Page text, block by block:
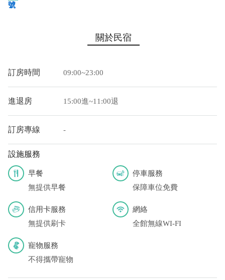
號
上海商業儲蓄銀行-板橋分行 代號：011 帳號：
14203000412833 戶名：邢宜禎
您也可以利用這幾個常用的網路ATM匯款： [
宿有提供該銀行匯款帳號喔。) 匯入任何款項後，請記得與業者
連絡喔！
關於民宿
訂房時間 09:00~23:00
進退房 15:00進~11:00退
訂房專線 -
設施服務
早餐
無提供早餐
停車服務
保障車位免費
信用卡服務
無提供刷卡
網絡
全館無線WI-FI
寵物服務
不得攜帶寵物